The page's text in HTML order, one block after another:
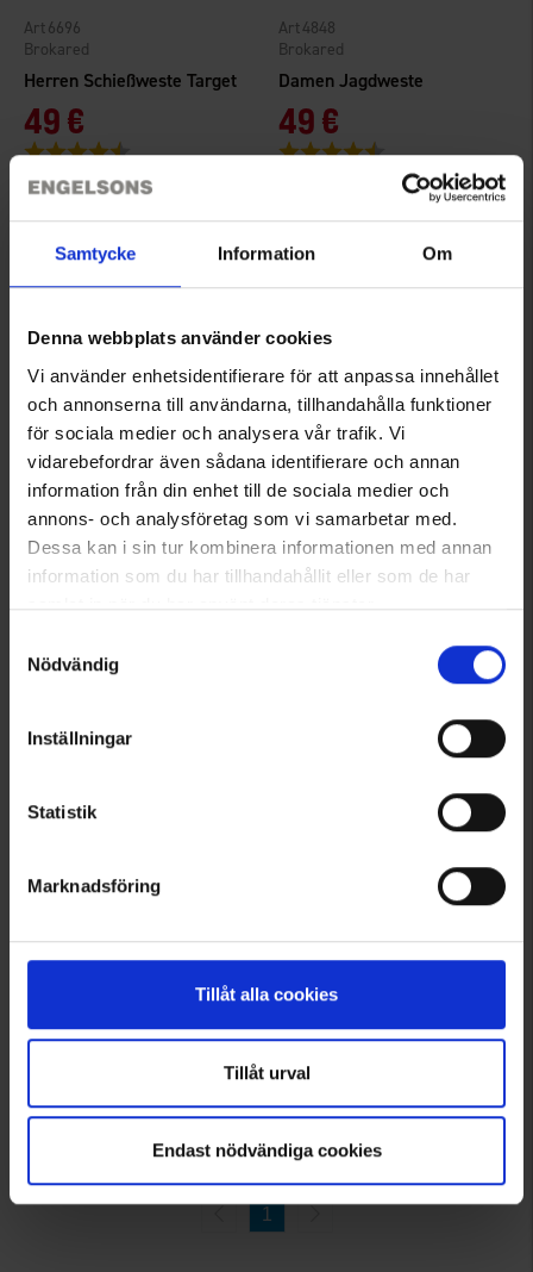
Samtycke Information Om
Denna webbplats använder cookies
Vi använder enhetsidentifierare för att anpassa innehållet
och annonserna till användarna, tillhandahålla funktioner
för sociala medier och analysera vår trafik. Vi
vidarebefordrar även sådana identifierare och annan
information från din enhet till de sociala medier och
annons- och analysföretag som vi samarbetar med.
Dessa kan i sin tur kombinera informationen med annan
information som du har tillhandahållit eller som de har
samlat in när du har använt deras tjänster.
Nödvändig
Inställningar
Statistik
Marknadsföring
Tillåt alla cookies
Tillåt urval
Endast nödvändiga cookies
Herren Schießweste Target
Brokared
6696
49 €
Bewertung:
Damen Jagdweste
Brokared
4848
49 €
Bewertung:
Herren Jagdweste
Brokared
4849
49 €
Brokared
3741
49 €
Brokared
59 €
Bewertung: 4.4 von 5 Sternen
Angezeigt werden 1–7 von 7 Produkten
1